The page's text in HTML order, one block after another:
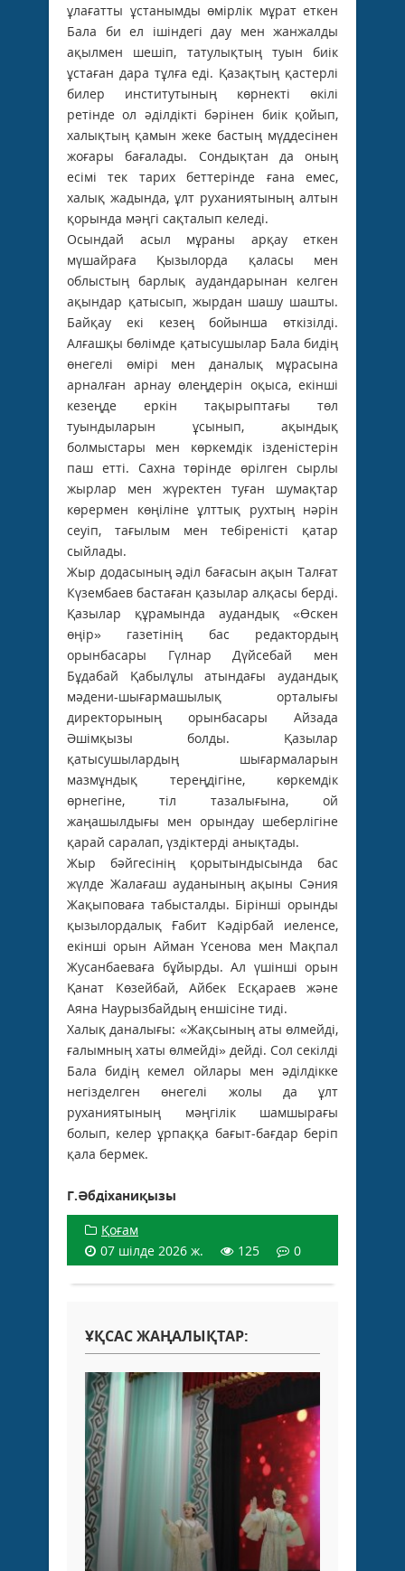
ұлағатты ұстанымды өмірлік мұрат еткен
Бала би ел ішіндегі дау мен жанжалды
ақылмен шешіп, татулықтың туын биік
ұстаған дара тұлға еді. Қазақтың қастерлі
билер институтының көрнекті өкілі
ретінде ол әділдікті бәрінен биік қойып,
халықтың қамын жеке бастың мүддесінен
жоғары бағалады. Сондықтан да оның
есімі тек тарих беттерінде ғана емес,
халық жадында, ұлт руханиятының алтын
қорында мәңгі сақталып келеді.
Осындай асыл мұраны арқау еткен
мүшайраға Қызылорда қаласы мен
облыстың барлық аудандарынан келген
ақындар қатысып, жырдан шашу шашты.
Байқау екі кезең бойынша өткізілді.
Алғашқы бөлімде қатысушылар Бала бидің
өнегелі өмірі мен даналық мұрасына
арналған арнау өлеңдерін оқыса, екінші
кезеңде еркін тақырыптағы төл
туындыларын ұсынып, ақындық
болмыстары мен көркемдік ізденістерін
паш етті. Сахна төрінде өрілген сырлы
жырлар мен жүректен туған шумақтар
көрермен көңіліне ұлттық рухтың нәрін
сеуіп, тағылым мен тебіреністі қатар
сыйлады.
Жыр додасының әділ бағасын ақын Талғат
Күзембаев бастаған қазылар алқасы берді.
Қазылар құрамында аудандық «Өскен
өңір» газетінің бас редактордың
орынбасары Гүлнар Дүйсебай мен
Бұдабай Қабылұлы атындағы аудандық
мәдени-шығармашылық орталығы
директорының орынбасары Айзада
Әшімқызы болды. Қазылар
қатысушылардың шығармаларын
мазмұндық тереңдігіне, көркемдік
өрнегіне, тіл тазалығына, ой
жаңашылдығы мен орындау шеберлігіне
қарай саралап, үздіктерді анықтады.
Жыр бәйгесінің қорытындысында бас
жүлде Жалағаш ауданының ақыны Сәния
Жақыповаға табысталды. Бірінші орынды
қызылордалық Ғабит Кәдірбай иеленсе,
екінші орын Айман Үсенова мен Мақпал
Жусанбаеваға бұйырды. Ал үшінші орын
Қанат Көзейбай, Айбек Есқараев және
Аяна Наурызбайдың еншісіне тиді.
Халық даналығы: «Жақсының аты өлмейді,
ғалымның хаты өлмейді» дейді. Сол секілді
Бала бидің кемел ойлары мен әділдікке
негізделген өнегелі жолы да ұлт
руханиятының мәңгілік шамшырағы
болып, келер ұрпаққа бағыт-бағдар беріп
қала бермек.
Г.Әбдіханиқызы
Қоғам
07 шілде 2026 ж.
125 0
ҰҚСАС ЖАҢАЛЫҚТАР: